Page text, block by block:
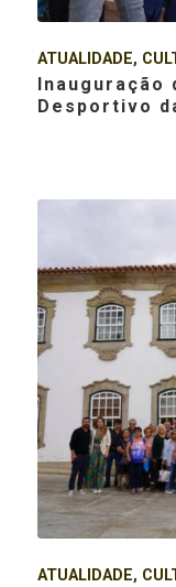
ATUALIDADE,
Inauguração
Desportivo
ATUALIDADE,